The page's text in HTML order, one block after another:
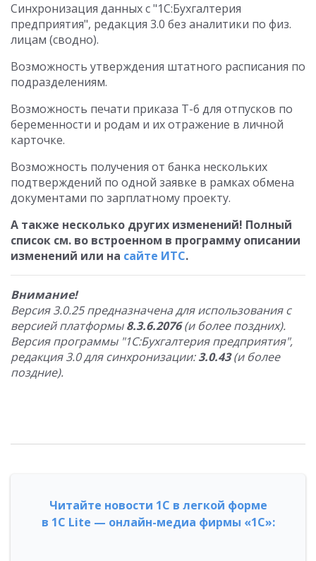
Синхронизация данных с "1С:Бухгалтерия
предприятия", редакция 3.0 без аналитики по физ.
лицам (сводно).
Возможность утверждения штатного расписания по
подразделениям.
Возможность печати приказа Т-6 для отпусков по
беременности и родам и их отражение в личной
карточке.
Возможность получения от банка нескольких
подтверждений по одной заявке в рамках обмена
документами по зарплатному проекту.
А также несколько других изменений! Полный
список см. во встроенном в программу описании
изменений или на сайте ИТС.
Внимание!
Версия 3.0.25 предназначена для использования с
версией платформы8.3.6.2076(и более поздних).
Версия программы "1С:Бухгалтерия предприятия",
редакция 3.0 для синхронизации:3.0.43(и более
поздние).
Читайте новости 1С в легкой форме
в 1С Lite — онлайн-медиа фирмы «1С»: